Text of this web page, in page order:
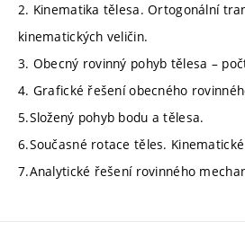
2. Kinematika tělesa. Ortogonální
kinematických veličin.
3. Obecný rovinný pohyb tělesa –
4. Grafické řešení obecného
5.Složený pohyb bodu a tělesa.
6.Současné rotace těles.
7.Analytické řešení rovinného